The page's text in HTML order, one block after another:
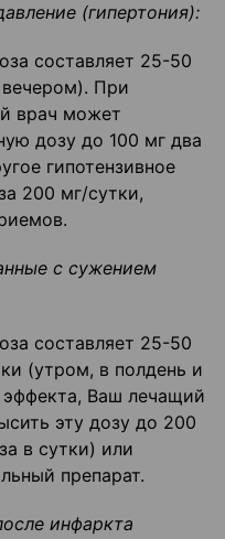
(гипертония):
составляет 25-50
При
врач может
дозу до 100 мг два
гипотензивное
200 мг/сутки,
с сужением
составляет 25-50
(утром, в полдень и
Ваш лечащий
эту дозу до 200
в сутки) или
препарат.
инфаркта